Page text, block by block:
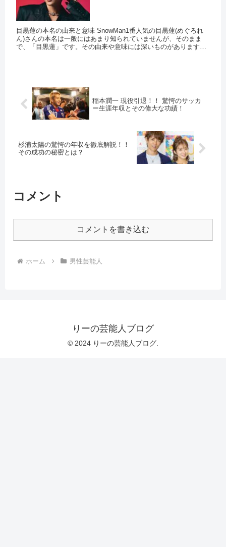
目黒蓮の本名の由来と意味 SnowMan1番人気の目黒蓮(めぐろれ
ん)さんの本名は一般にはあまり知られていませんが、そのまま
で、「目黒蓮」です。その由来や意味には深いものがあります。
稲本潤一 現役引退！！ 驚愕のサッカ
ー生涯年収とその偉大な功績！
杉浦太陽の驚愕の年収を徹底解説！！
その成功の秘密とは？
コメント
コメントを書き込む
ホーム 男性芸能人
りーの芸能人ブログ
© 2024 りーの芸能人ブログ.